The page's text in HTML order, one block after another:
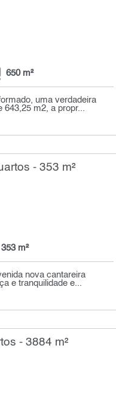
650 m²
uma verdadeira
643,25 m2, a propr...
- 353 m²
353 m²
nova cantareira
e tranquilidade e...
- 3884 m²